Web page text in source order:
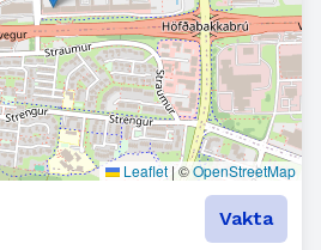
Leaflet | ©OpenStreetMap
Vakta